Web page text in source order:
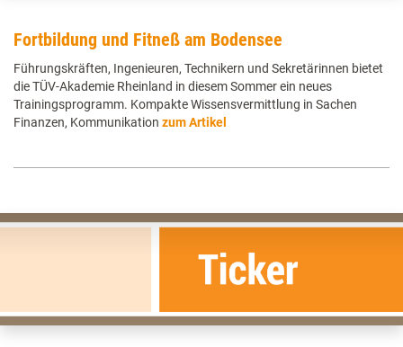
Fortbildung und Fitneß am Bodensee
Führungskräften, Ingenieuren, Technikern und Sekretärinnen bietet
die TÜV-Akademie Rheinland in diesem Sommer ein neues
Trainingsprogramm. Kompakte Wissensvermittlung in Sachen
Finanzen, Kommunikation zum Artikel